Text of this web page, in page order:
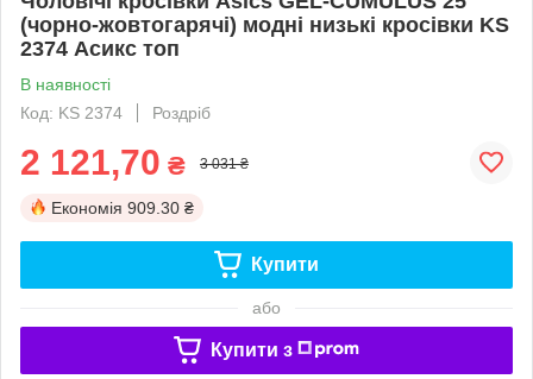
(чорно-жовтогарячі) модні низькі кросівки KS
2374 Асикс топ
В наявності
Код: KS 2374
Роздріб
2 121,70 ₴ 3 031 ₴
Економія 909.30 ₴
Купити
або
Купити з